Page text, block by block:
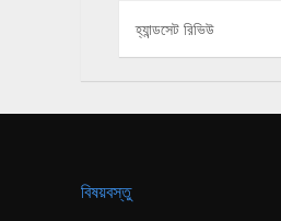
হ্যান্ডসেট রিভিউ
বিষয়বস্তু